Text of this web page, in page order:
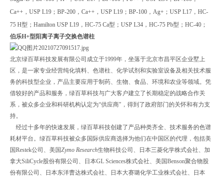
Ca++，USP L19；BP-200，Ca++，USP L19；BP-100，Ag+；USP L17，HC-
75 H型；Hamilton USP L19，HC-75 Ca型；USP L34，HC-75 Pb型；HC-40；
伯乐H+型阳离子离子交换色谱柱
北京绿百草科技发展有限公司成立于1999年，坐落于北京市昌平区企业墅上
区，是一家专业经营纯化填料、色谱柱、化学试剂和实验室设备及相关技术服
务的科技型企业，产品主要应用于制药、生物、食品、环境和农业等领域。凭
借较好的产品和服务，绿百草科技与广大客户建立了长期稳定的战略合作关
系，被众多企业和科研机构认定为“供应商"，得到了政府部门的关怀和有力支
持。
经过十多年的快速发展，绿百草科技创建了产品种类齐全、技术服务的色谱
耗材平台。绿百草科技被众多国际供应商选择为他们在中国区的代理，包括美
国Restek公司、美国Zymo Research生物科技公司、
日本三菱化学株式会社、加
拿大SiliCycle股份有限公司、日本GL Sciences株式会社、美国Benson聚合物股
份有限公司、日本东洋曹达株式会社、日本大赛璐化学工业株式会社、日本